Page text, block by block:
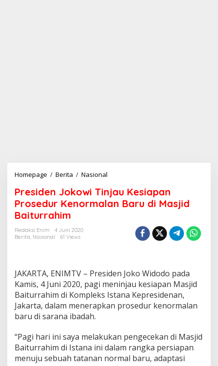
Homepage / Berita / Nasional
e
s
i
o
i
T
i
a
u
K
e
Presiden Jokowi Tinjau Kesiapan
Prosedur Kenormalan Baru di Masjid
Baiturrahim
Redaksi Enim
4 Juni 2020
Berita, Nasional 61 Views
JAKARTA, ENIMTV – Presiden Joko Widodo pada
Kamis, 4 Juni 2020, pagi meninjau kesiapan Masjid
Baiturrahim di Kompleks Istana Kepresidenan,
Jakarta, dalam menerapkan prosedur kenormalan
baru di sarana ibadah.
“Pagi hari ini saya melakukan pengecekan di Masjid
Baiturrahim di Istana ini dalam rangka persiapan
menuju sebuah tatanan normal baru, adaptasi